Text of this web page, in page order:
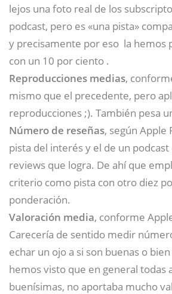
lejos una foto real de los
podcast, pero es «una pista»
y precisamente por eso la hemos
con un 10 por ciento .
Reproducciones medias,
mismo que el precedente, pero
reproducciones ;). También pesa
Número de reseñas, según Apple
pista del interés y el de un podcast
reviews que logra. De ahí que
criterio como pista con otro diez
ponderación.
Valoración media, conforme
Carecería de sentido medir
echar un ojo a si son buenas o
hemos visto que en general todas
buenísimas, no aportaba mucho